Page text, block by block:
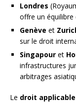
Londres
offre un
Genève et
sur le droit
Singapour et
infrastructures
arbitrages
Le droit